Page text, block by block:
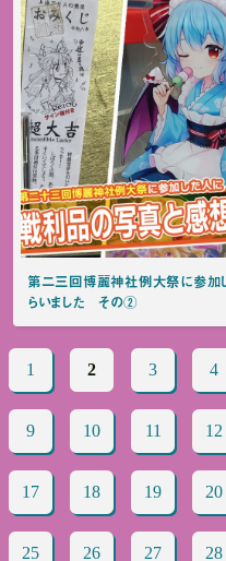
第二三回博麗神社例大祭に参加
らいました その②
1 2 3 4
9 10 11 12
17 18 19 20
25 26 27 28